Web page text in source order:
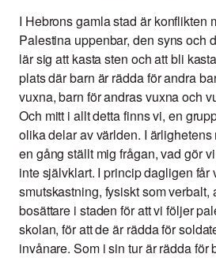
I Hebrons gamla stad är konflikten
Palestina uppenbar, den syns och
lär sig att kasta sten och att bli
plats där barn är rädda för andra
vuxna, barn för andras vuxna och
Och mitt i allt detta finns vi, en
olika delar av världen. I
en gång ställt mig frågan, vad gör
inte självklart. I princip dagligen får
smutskastning, fysiskt som verbalt,
bosättare i staden för att vi följer
skolan, för att de är rädda för
invånare. Som i sin tur är rädda för